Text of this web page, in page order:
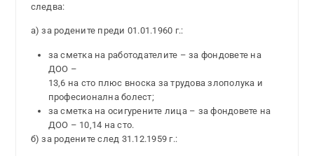
следва:
а) за родените преди 01.01.1960 г.:
за сметка на работодателите – за фондовете на
ДОО –
13,6 на сто плюс вноска за трудова злополука и
професионална болест;
за сметка на осигурените лица – за фондовете на
ДОО – 10,14 на сто.
б) за родените след 31.12.1959 г.: